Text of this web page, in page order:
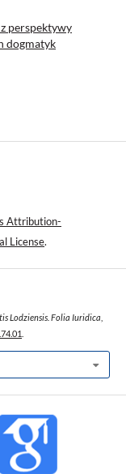
perspektywy
dogmatyk
Attribution-
License.
Lodziensis. Folia Iuridica